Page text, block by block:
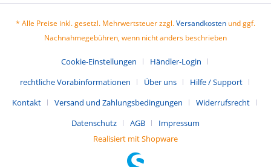
* Alle Preise inkl. gesetzl. Mehrwertsteuer zzgl.Versandkosten und ggf.
Nachnahmegebühren, wenn nicht anders beschrieben
Cookie-Einstellungen
Händler-Login
rechtliche Vorabinformationen
Über uns
Hilfe / Support
Kontakt
Versand und Zahlungsbedingungen
Widerrufsrecht
Datenschutz
AGB
Impressum
Realisiert mit Shopware